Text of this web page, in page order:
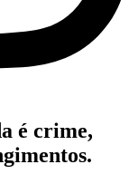
é crime,